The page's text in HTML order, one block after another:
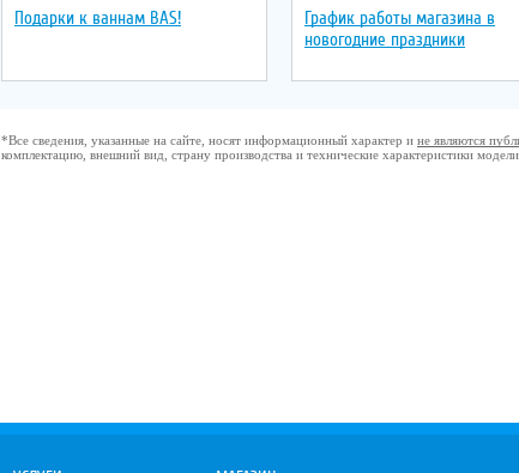
Подарки к ваннам BAS!
График работы магазина в
новогодние праздники
*Все сведения, указанные на сайте, носят информационный характер и не являются
комплектацию, внешний вид, страну производства и технические характеристики